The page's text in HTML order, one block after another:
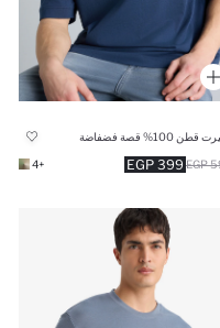
100% قصة فضفاضة
399 EGP
+4